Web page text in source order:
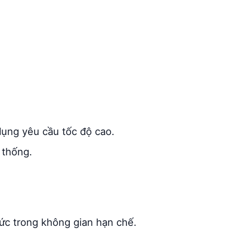
yêu cầu tốc độ cao.
trong không gian hạn chế.